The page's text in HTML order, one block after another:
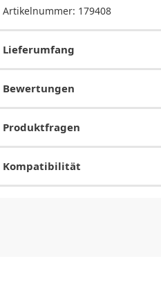
Artikelnummer: 179408
Lieferumfang
Bewertungen
Produktfragen
Kompatibilität